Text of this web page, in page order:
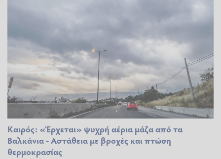
Καιρός: «Έρχεται» ψυχρή αέρια μάζα από τα
Βαλκάνια - Αστάθεια με βροχές και πτώση
θερμοκρασίας